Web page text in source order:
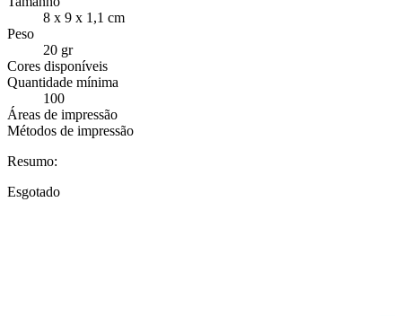
8 x 9 x 1,1 cm
Peso
20 gr
Cores disponíveis
Quantidade mínima
100
Áreas de impressão
Métodos de impressão
Resumo:
Esgotado